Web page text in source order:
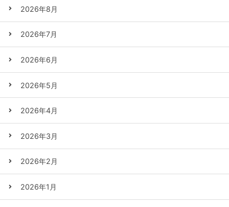
2026年8月
2026年7月
2026年6月
2026年5月
2026年4月
2026年3月
2026年2月
2026年1月